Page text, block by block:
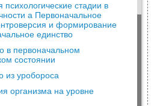
психологические стадии в
а Первоначальное
и формирование
единство
в первоначальном
состоянии
из уробороса
организма на уровне